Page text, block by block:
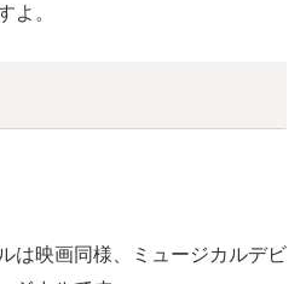
よ。
は映画同様、ミュージカルデビ